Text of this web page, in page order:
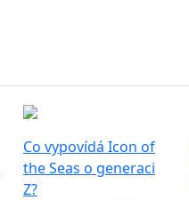
Co vypovídá Icon of
the Seas o generaci
Z?